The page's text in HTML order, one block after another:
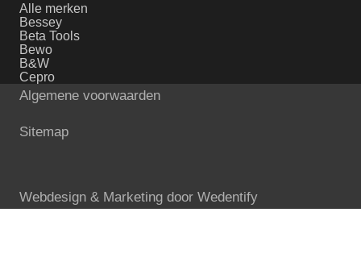
Alle merken
Bessey
Beta Tools
Bewo
B&W
Cepro
Algemene voorwaarden
Sitemap
Webdesign & Marketing door Wedentify